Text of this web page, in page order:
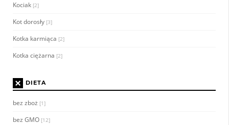
Kociak [2]
Kot dorosły [3]
Kotka karmiąca [2]
Kotka ciężarna [2]
× DIETA
bez zboż [1]
bez GMO [12]